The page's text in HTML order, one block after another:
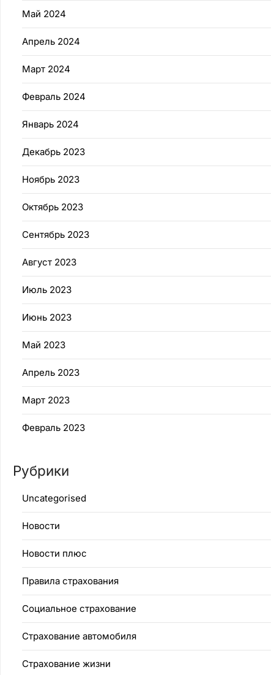
Май 2024
Апрель 2024
Март 2024
Февраль 2024
Январь 2024
Декабрь 2023
Ноябрь 2023
Октябрь 2023
Сентябрь 2023
Август 2023
Июль 2023
Июнь 2023
Май 2023
Апрель 2023
Март 2023
Февраль 2023
Рубрики
Uncategorised
Новости
Новости плюс
Правила страхования
Социальное страхование
Страхование автомобиля
Страхование жизни